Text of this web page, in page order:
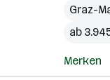
Graz-
ab
Merken